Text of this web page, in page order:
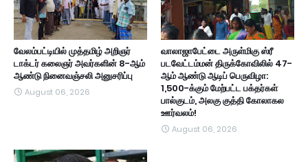
வேலம்பட்டியில் முத்தமிழ் அறிஞர்
டாக்டர் கலைஞர் அவர்களின் 8-ஆம்
ஆண்டு நினைவஞ்சலி அனுசரிப்பு
August 06, 2026
வாலாஜாபேட்டை அருள்மிகு ஸ்ரீ
படவேட்டம்மன் திருக்கோவிலில் 47-
ஆம் ஆண்டு ஆடிப் பெருவிழா:
1,500-க்கும் மேற்பட்ட பக்தர்கள்
பால்குடம், அலகு குத்தி கோலாகல
ஊர்வலம்!
August 06, 2026